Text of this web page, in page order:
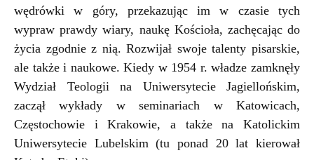
wędrówki w góry, przekazując im w czasie tych
wypraw prawdy wiary, naukę Kościoła, zachęcając do
życia zgodnie z nią. Rozwijał swoje talenty pisarskie,
ale także i naukowe. Kiedy w 1954 r. władze zamknęły
Wydział Teologii na Uniwersytecie Jagiellońskim,
zaczął wykłady w seminariach w Katowicach,
Częstochowie i Krakowie, a także na Katolickim
Uniwersytecie Lubelskim (tu ponad 20 lat kierował